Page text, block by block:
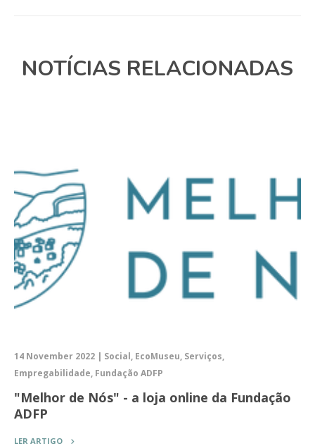
NOTÍCIAS RELACIONADAS
14 November 2022 | Social, EcoMuseu, Serviços,
Empregabilidade, Fundação ADFP
"Melhor de Nós" - a loja online da Fundação
ADFP
LER ARTIGO